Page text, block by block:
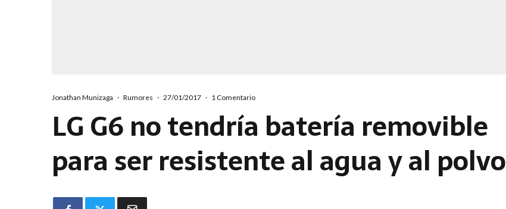
Jonathan Munizaga · Rumores · 27/01/2017 · 1 Comentario
LG G6 no tendría batería removible
para ser resistente al agua y al polvo